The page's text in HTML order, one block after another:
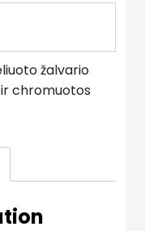
žalvario
chromuotos